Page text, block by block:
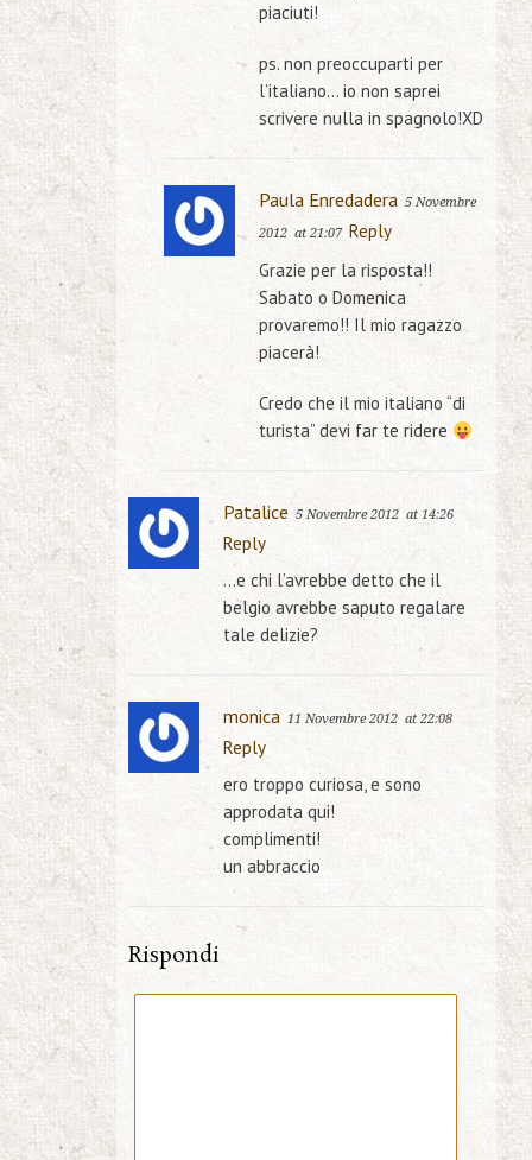
piaciuti!
ps. non preoccuparti per
l’italiano… io non saprei
scrivere nulla in spagnolo!XD
Paula Enredadera 5 Novembre
2012 at 21:07 Reply
Grazie per la risposta!!
Sabato o Domenica
provaremo!! Il mio ragazzo
piacerà!
Credo che il mio italiano “di
turista” devi far te ridere
Patalice 5 Novembre 2012 at 14:26
Reply
…e chi l’avrebbe detto che il
belgio avrebbe saputo regalare
tale delizie?
monica 11 Novembre 2012 at 22:08
Reply
ero troppo curiosa, e sono
approdata qui!
complimenti!
un abbraccio
Rispondi